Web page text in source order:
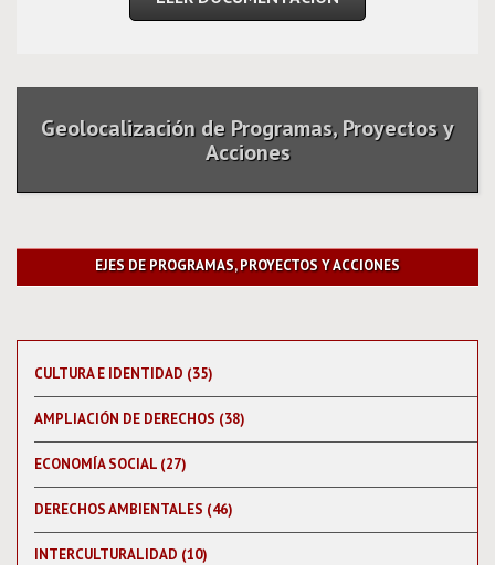
Geolocalización de Programas, Proyectos y
Acciones
EJES DE PROGRAMAS, PROYECTOS Y ACCIONES
CULTURA E IDENTIDAD (35)
AMPLIACIÓN DE DERECHOS (38)
ECONOMÍA SOCIAL (27)
DERECHOS AMBIENTALES (46)
INTERCULTURALIDAD (10)